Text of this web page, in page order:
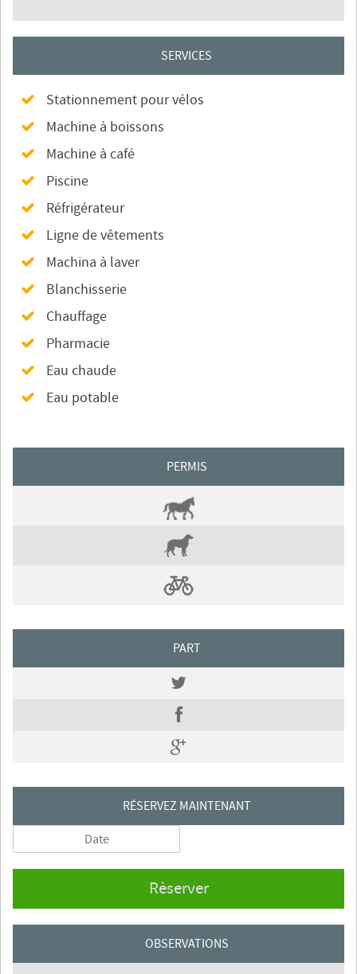
SERVICES
Stationnement pour vélos
Machine à boissons
Machine à café
Piscine
Réfrigérateur
Ligne de vêtements
Machina à laver
Blanchisserie
Chauffage
Pharmacie
Eau chaude
Eau potable
PERMIS
PART
RÉSERVEZ MAINTENANT
Rèserver
OBSERVATIONS